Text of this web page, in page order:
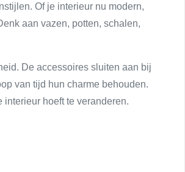
Of je interieur nu modern,
aan vazen, potten, schalen,
De accessoires sluiten aan bij
van tijd hun charme behouden.
hoeft te veranderen.